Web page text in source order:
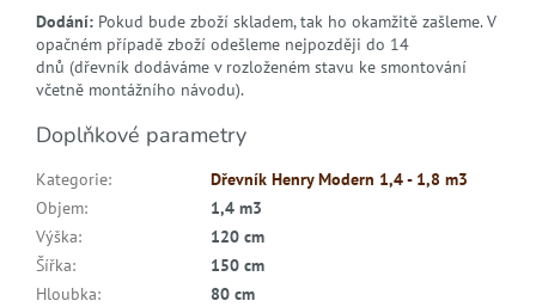
Dodání: Pokud bude zboží skladem, tak ho okamžitě zašleme. V
opačném případě zboží odešleme nejpozději do 14
dnů (dřevník dodáváme v rozloženém stavu ke smontování
včetně montážního návodu).
Doplňkové parametry
Kategorie:
Dřevník Henry Modern 1,4 - 1,8 m3
Objem:
1,4 m3
Výška:
120 cm
Šířka:
150 cm
Hloubka:
80 cm